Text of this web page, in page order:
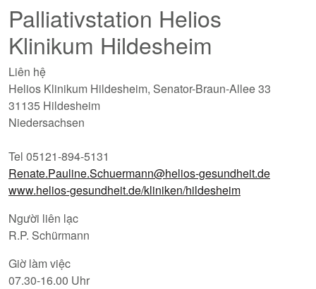
Palliativstation Helios
Klinikum Hildesheim
Liên hệ
Helios Klinikum Hildesheim, Senator-Braun-Allee 33
31135 Hildesheim
Niedersachsen
Tel 05121-894-5131
Renate.Pauline.Schuermann@helios-gesundheit.de
www.helios-gesundheit.de/kliniken/hildesheim
Người liên lạc
R.P. Schürmann
Giờ làm việc
07.30-16.00 Uhr